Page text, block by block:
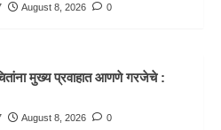
August 8, 2026 0
मुख्य प्रवाहात आणणे गरजेचे :
August 8, 2026 0